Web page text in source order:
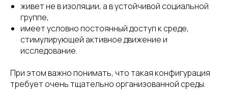
живет не в изоляции, а в устойчивой социальной
группе,
имеет условно постоянный доступ к среде,
стимулирующей активное движение и
исследование.
При этом важно понимать, что такая конфигурация
требует очень тщательно организованной среды.